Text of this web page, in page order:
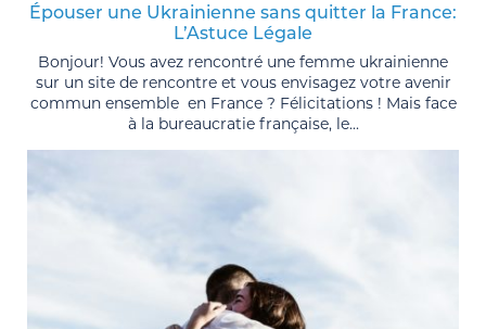
Épouser une Ukrainienne sans quitter la France:
L’Astuce Légale
Bonjour! Vous avez rencontré une femme ukrainienne
sur un site de rencontre et vous envisagez votre avenir
commun ensemble en France ? Félicitations ! Mais face
à la bureaucratie française, le...